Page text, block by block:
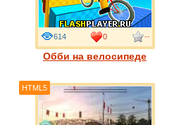
Обби на велосипеде
614 0 --
HTML5